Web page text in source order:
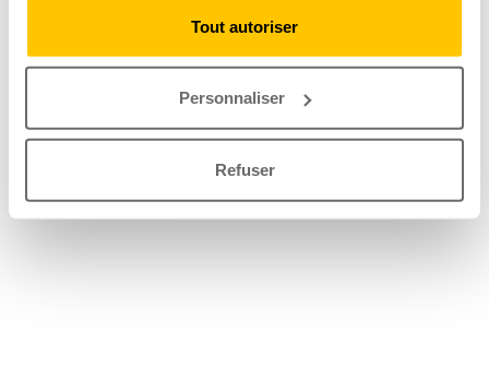
Tout autoriser
Personnaliser
Refuser